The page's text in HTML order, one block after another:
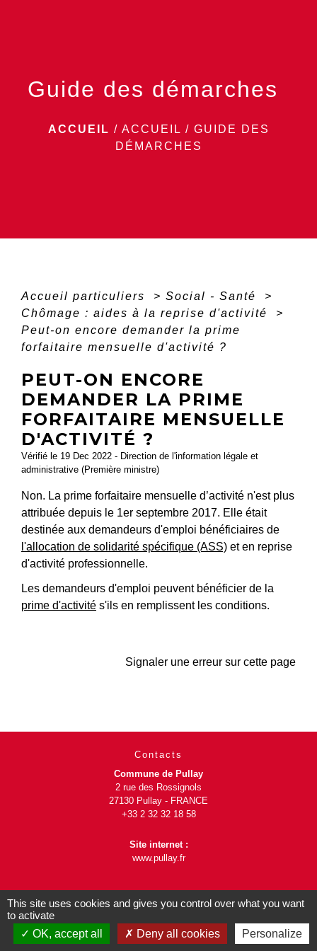
Guide des démarches
ACCUEIL / ACCUEIL / GUIDE DES
DÉMARCHES
Accueil particuliers > Social - Santé
>
Chômage : aides à la reprise d'activité
>
Peut-on encore demander la prime
forfaitaire mensuelle d'activité ?
PEUT-ON ENCORE
DEMANDER LA PRIME
FORFAITAIRE MENSUELLE
D'ACTIVITÉ ?
Vérifié le 19 Dec 2022 - Direction de l'information légale et
administrative (Première ministre)
Non. La prime forfaitaire mensuelle d’activité n'est plus
attribuée depuis le 1er septembre 2017. Elle était
destinée aux demandeurs d'emploi bénéficiaires de
l'allocation de solidarité spécifique (ASS) et en reprise
d'activité professionnelle.
Les demandeurs d'emploi peuvent bénéficier de la
prime d'activité s'ils en remplissent les conditions.
Signaler une erreur sur cette page
Contacts
Commune de Pullay
2 rue des Rossignols
27130 Pullay - FRANCE
+33 2 32 32 18 58
Site internet :
www.pullay.fr
Mentions légales - Politique de confidentialité -
This site uses cookies and gives you control over what you want
to activate
OK, accept all
Deny all cookies Personalize